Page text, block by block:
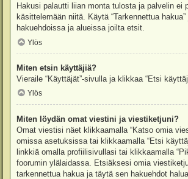
Hakusi palautti liian monta tulosta ja palvelin ei
käsittelemään niitä. Käytä “Tarkennettua
hakuehdoissa ja alueissa joilta etsit.
Ylös
Miten etsin käyttäjiä?
Vieraile “Käyttäjät”-sivulla ja klikkaa “Etsi
Ylös
Miten löydän omat viestini ja viestiketjuni?
Omat viestisi näet klikkaamalla “Katso omia
omissa asetuksissa tai klikkaamalla “Etsi
linkkiä omalla profiilisivullasi tai klikkaamalla
foorumin ylälaidassa. Etsiäksesi omia
tarkennettua hakua ja täytä sen hakuehdot